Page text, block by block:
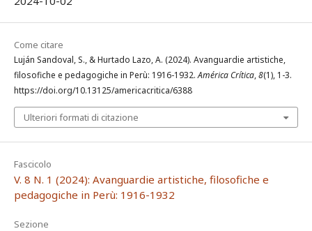
Come citare
Luján Sandoval, S., & Hurtado Lazo, A. (2024). Avanguardie artistiche,
filosofiche e pedagogiche in Perù: 1916-1932.América Crítica,8(1), 1-3.
https://doi.org/10.13125/americacritica/6388
Ulteriori formati di citazione
Fascicolo
V. 8 N. 1 (2024): Avanguardie artistiche, filosofiche e
pedagogiche in Perù: 1916-1932
Sezione